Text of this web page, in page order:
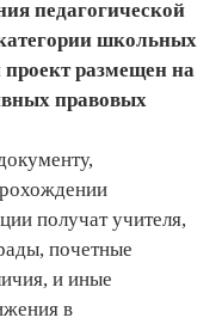
педагогической
школьных
размещен на
правовых
получат учителя,
почетные
и иные
в